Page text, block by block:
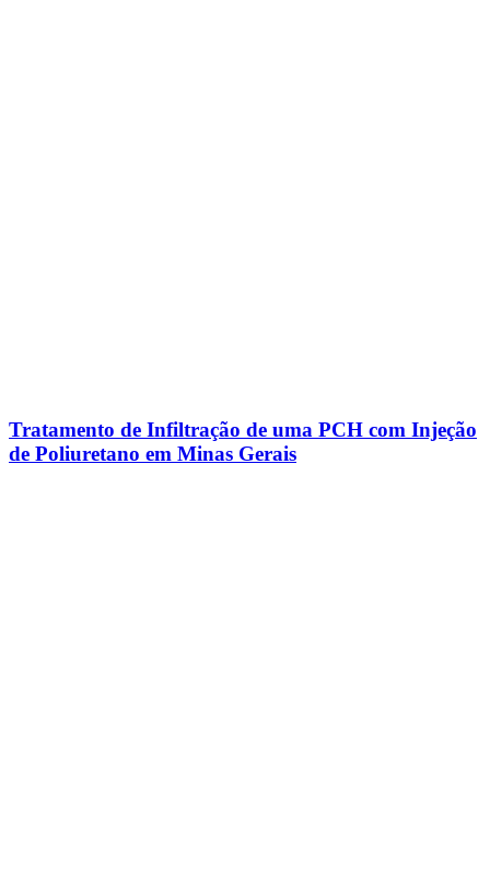
Tratamento de Infiltração de uma PCH com Injeção
de Poliuretano em Minas Gerais